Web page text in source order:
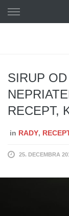
to
SIRUP
RECEPT,
in RADY,
25. DECEMBRA